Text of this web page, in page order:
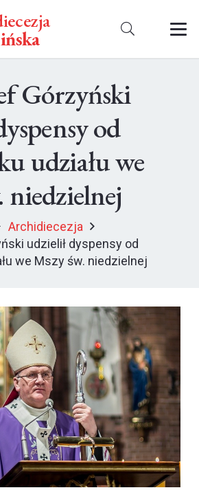
Górzyński
od
udziału we
niedzielnej
Archidiecezja
udzielił dyspensy od
we Mszy św. niedzielnej